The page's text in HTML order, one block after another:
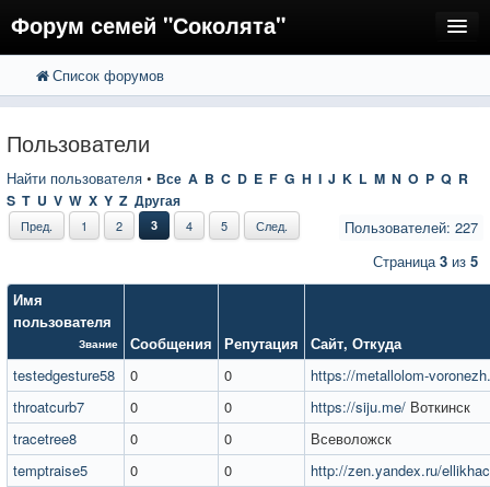
Форум семей "Соколята"
FAQ
Вход
Список форумов
Пользователи
Найти пользователя • Все A B C D E F G H I J K L M N O P Q R
S T U V W X Y Z Другая
Пользователей: 227
Пред. 1 2 3 4 5 След.
Страница3 из 5
Имя
пользователя
Звание Сообщения Репутация Сайт, Откуда
testedgesture58
0 0
https://metallolom-
throatcurb7
0 0 https://siju.me/ Воткинск
tracetree8
0 0
Всеволожск
temptraise5
0 0
http://zen.yandex.ru/